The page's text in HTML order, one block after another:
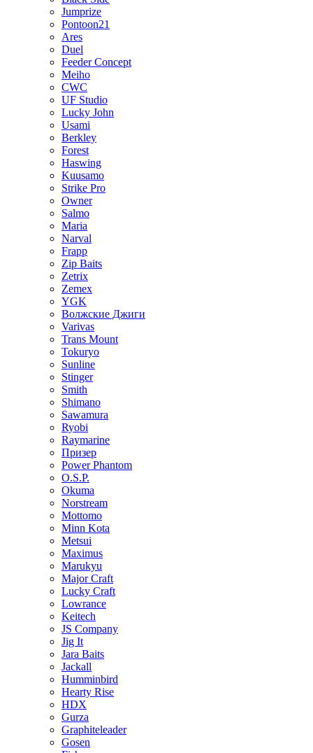
Jumprize
Pontoon21
Ares
Duel
Feeder Concept
Meiho
CWC
UF Studio
Lucky John
Usami
Berkley
Forest
Haswing
Kuusamo
Strike Pro
Owner
Salmo
Maria
Narval
Frapp
Zip Baits
Zetrix
Zemex
YGK
Волжские Джиги
Varivas
Trans Mount
Tokuryo
Sunline
Stinger
Smith
Shimano
Sawamura
Ryobi
Raymarine
Призер
Power Phantom
O.S.P.
Okuma
Norstream
Mottomo
Minn Kota
Metsui
Maximus
Marukyu
Major Craft
Lucky Craft
Lowrance
Keitech
JS Company
Jig It
Jara Baits
Jackall
Humminbird
Hearty Rise
HDX
Gurza
Graphiteleader
Gosen